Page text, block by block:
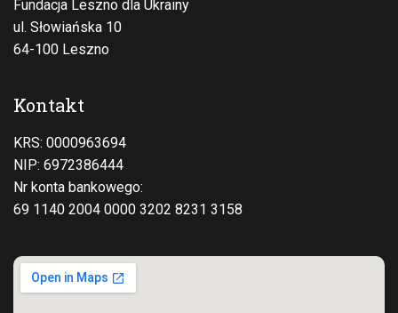
Fundacja Leszno dla Ukrainy
ul. Słowiańska 10
64-100 Leszno
Kontakt
KRS: 0000963694
NIP: 6972386444
Nr konta bankowego:
69 1140 2004 0000 3202 8231 3158